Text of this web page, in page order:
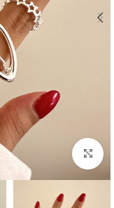
بزرگنمایی تصویر